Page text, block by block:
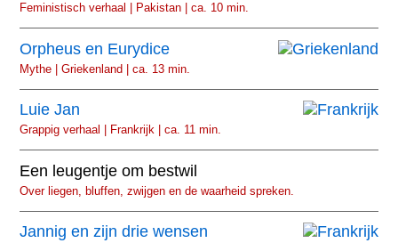
Feministisch verhaal | Pakistan | ca. 10 min.
Orpheus en Eurydice
Mythe | Griekenland | ca. 13 min.
Luie Jan
Grappig verhaal | Frankrijk | ca. 11 min.
Een leugentje om bestwil
Over liegen, bluffen, zwijgen en de waarheid spreken.
Jannig en zijn drie wensen